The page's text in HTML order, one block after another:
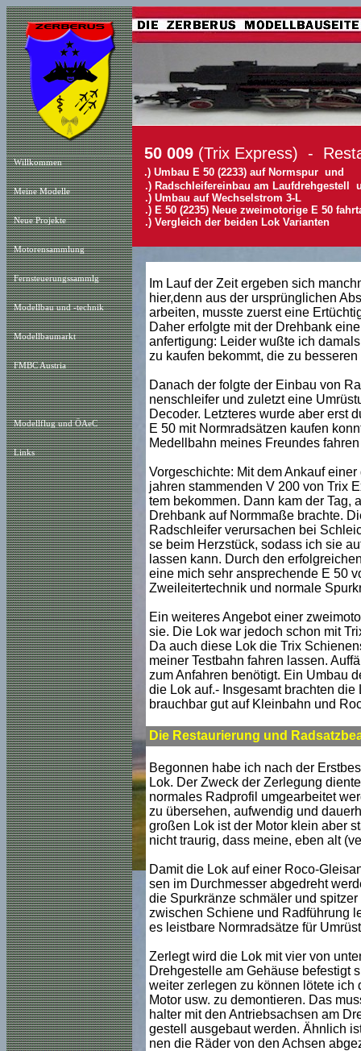
Willkommen
Meine Modelle
Neue Projekte
Motorensammlung
Fernsteuerungssammlg
Modellbau und -technik
Modellbaumarkt
FMBC Austria
Modellflug und ÖAeC
Links
50 009 (Trix Express) -
.) Umbau E 50 (2233) auf Normspur und
.) Radschleifereinbau am Laufdrehgestell
.) Umbau auf Wechselstrom 3-L
.) E 50 (2235) Neue zweimotorige E 50
.) Vergleich der beiden Lok Varianten
Im Lauf der Zeit ergeben sich
hier,denn aus der ursprünglichen
arbeiten, musste zuerst eine
Daher erfolgte mit der Drehbank
anfertigung: Leider wußte ich
zu kaufen bekommt, die zu
Danach der folgte der Einbau von
nenschleifer und zuletzt eine
Decoder. Letzteres wurde aber erst
E 50 mit Normradsätzen kaufen
Medellbahn meines Freundes
Vorgeschichte: Mit dem Ankauf
jahren stammenden V 200 von Trix
tem bekommen. Dann kam der Tag,
Drehbank auf Normmaße brachte.
Radschleifer verursachen bei
se beim Herzstück, sodass ich sie
lassen kann. Durch den
eine mich sehr ansprechende E 50
Zweileitertechnik und normale
Ein weiteres Angebot einer
sie. Die Lok war jedoch schon mit
Da auch diese Lok die Trix
meiner Testbahn fahren lassen.
zum Anfahren benötigt. Ein Umbau
die Lok auf.- Insgesamt brachten
brauchbar gut auf Kleinbahn und
Die Restaurierung und
Begonnen habe ich nach der
Lok. Der Zweck der Zerlegung
normales Radprofil umgearbeitet
zu übersehen, aufwendig und
großen Lok ist der Motor klein aber
nicht traurig, dass meine, eben alt
Damit die Lok auf einer Roco-
sen im Durchmesser abgedreht
die Spurkränze schmäler und
zwischen Schiene und Radführung
es leistbare Normradsätze für
Zerlegt wird die Lok mit vier von
Drehgestelle am Gehäuse befestigt
weiter zerlegen zu können lötete
Motor usw. zu demontieren. Das
halter mit den Antriebsachsen am
gestell ausgebaut werden. Ähnlich
nen die Räder von den Achsen